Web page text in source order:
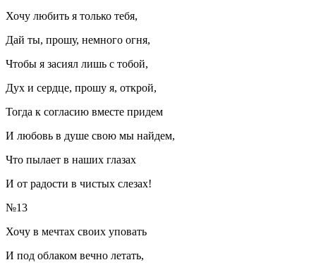
Хочу любить я только тебя,
Дай ты, прошу, немного огня,
Чтобы я засиял лишь с тобой,
Дух и сердце, прошу я, открой,
Тогда к согласию вместе придем
И любовь в душе свою мы найдем,
Что пылает в наших глазах
И от радости в чистых слезах!
№13
Хочу в мечтах своих уповать
И под облаком вечно летать,